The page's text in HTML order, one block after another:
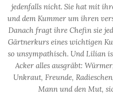
jedenfalls nicht. Sie hat mit
und dem Kummer um ihren
Danach fragt ihre Chefin sie
Gärtnerkurs eines wichtigen
so unsympathisch. Und Lilian
Acker alles ausgräbt:
Unkraut, Freunde,
Mann und den Mut,